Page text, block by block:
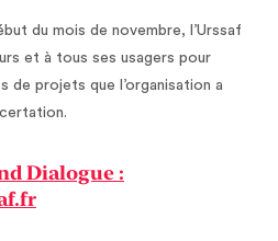
du mois de novembre, l’Urssaf
et à tous ses usagers pour
de projets que l’organisation a
Dialogue :